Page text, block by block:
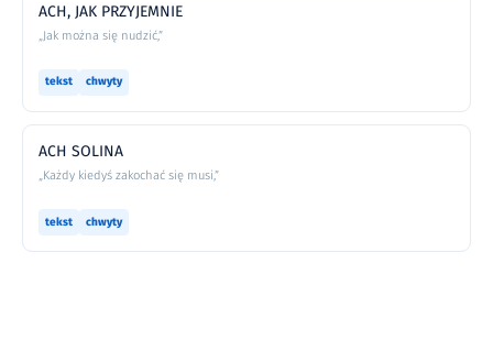
ACH, JAK PRZYJEMNIE
„Jak można się nudzić,”
tekst chwyty
ACH SOLINA
„Każdy kiedyś zakochać się musi,”
tekst chwyty